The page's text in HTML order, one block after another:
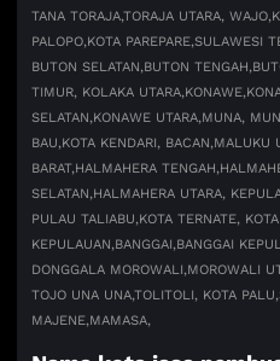
TANA TORAJA,TORAJA UTARA, WAJO,
PALOPO,KOTA PAREPARE,SULAWESI
BUTON SELATAN,BUTON TENGAH,
TIMUR, KOLAKA UTARA,KONAWE,
SELATAN,KONAWE UTARA,MUNA,
BAU,KOTA KENDARI, BACAN,MALUKU
BARAT,HALMAHERA TENGAH,
SELATAN,HALMAHERA UTARA,
PULAU TALIABU,KOTA TERNATE,
KEPULAUAN,BANGGAI,BANGGAI
DONGGALA MOROWALI,MOROWALI
TOJO UNA UNA,TOLITOLI, KOTA PALU,
MAJENE,MAMASA,